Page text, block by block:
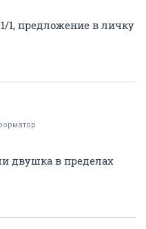
1, предложение в личку
двушка в пределах